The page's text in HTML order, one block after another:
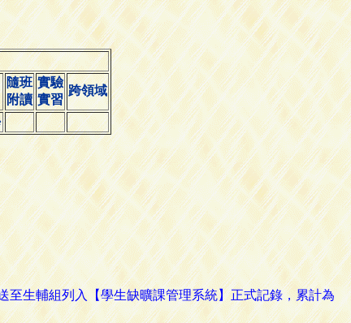
隨班
附讀
實驗
實習
跨領域
生輔組列入【學生缺曠課管理系統】正式記錄，累計為